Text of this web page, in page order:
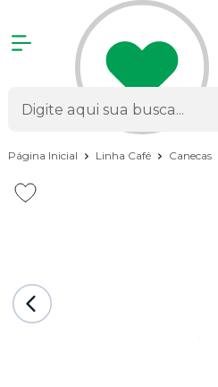
Página Inicial Linha Café Canecas